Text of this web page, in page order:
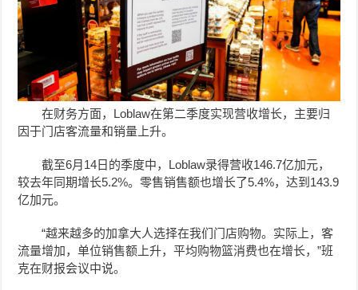
在财务方面，Loblaw在第二季度实现营收增长，主要归
因于门店客流量和销量上升。
截至6月14日的季度中，Loblaw录得营收146.7亿加元，
较去年同期增长5.2%。零售销售额也增长了5.4%，达到143.9
亿加元。
“越来越多的加拿大人选择在我们门店购物。实际上，客
流量增加，单位销售额上升，平均购物篮消费也在增长，”班
克在财报会议中说。